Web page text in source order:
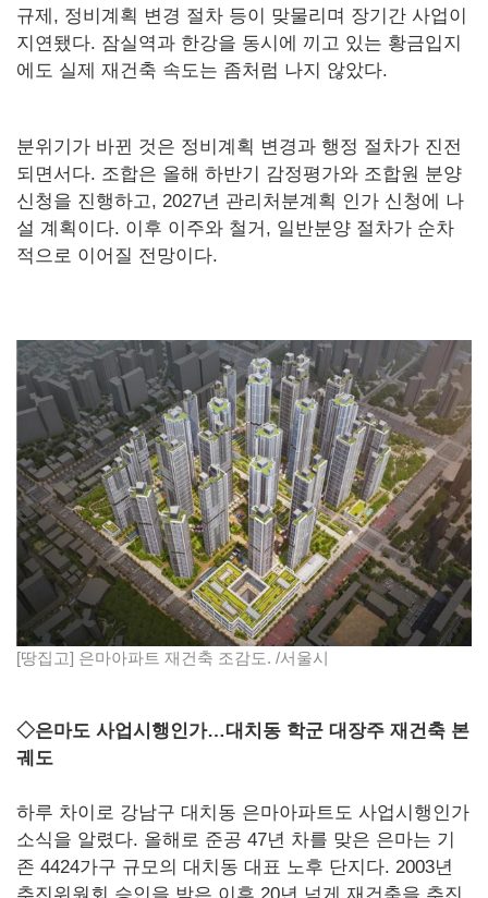
규제, 정비계획 변경 절차 등이 맞물리며 장기간 사업이
지연됐다. 잠실역과 한강을 동시에 끼고 있는 황금입지
에도 실제 재건축 속도는 좀처럼 나지 않았다.
분위기가 바뀐 것은 정비계획 변경과 행정 절차가 진전
되면서다. 조합은 올해 하반기 감정평가와 조합원 분양
신청을 진행하고, 2027년 관리처분계획 인가 신청에 나
설 계획이다. 이후 이주와 철거, 일반분양 절차가 순차
적으로 이어질 전망이다.
[땅집고] 은마아파트 재건축 조감도. /서울시
◇은마도 사업시행인가…대치동 학군 대장주 재건축 본
궤도
하루 차이로 강남구 대치동 은마아파트도 사업시행인가
소식을 알렸다. 올해로 준공 47년 차를 맞은 은마는 기
존 4424가구 규모의 대치동 대표 노후 단지다. 2003년